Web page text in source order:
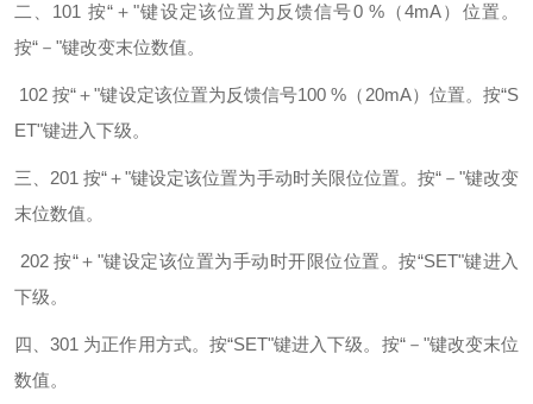
二、101 按“＋"键设定该位置为反馈信号0%（4mA） 位置。
按“－ "键改变末位数值。
102 按“＋"键设定该位置为反馈信号100%（20mA） 位置。按“S
ET"键进入下级。
三、201 按“＋"键设定该位置为手动时关限位位置。按“－ "键改变
末位数值。
202 按“＋ "键设定该位置为手动时开限位位置。按“SET"键进入
下级。
四、301 为正作用方式。按“SET"键进入下级。按“－ "键改变末位
数值。